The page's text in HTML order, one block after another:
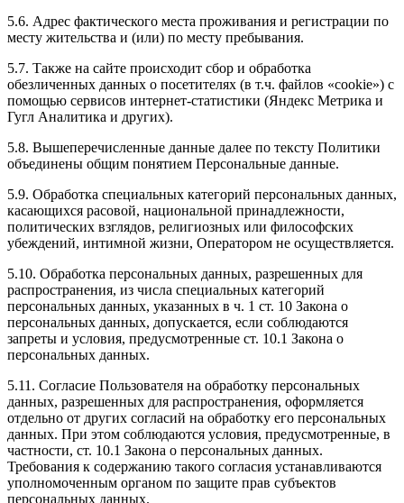
5.6. Адрес фактического места проживания и регистрации по
месту жительства и (или) по месту пребывания.
5.7. Также на сайте происходит сбор и обработка
обезличенных данных о посетителях (в т.ч. файлов «cookie») с
помощью сервисов интернет-статистики (Яндекс Метрика и
Гугл Аналитика и других).
5.8. Вышеперечисленные данные далее по тексту Политики
объединены общим понятием Персональные данные.
5.9. Обработка специальных категорий персональных данных,
касающихся расовой, национальной принадлежности,
политических взглядов, религиозных или философских
убеждений, интимной жизни, Оператором не осуществляется.
5.10. Обработка персональных данных, разрешенных для
распространения, из числа специальных категорий
персональных данных, указанных в ч. 1 ст. 10 Закона о
персональных данных, допускается, если соблюдаются
запреты и условия, предусмотренные ст. 10.1 Закона о
персональных данных.
5.11. Согласие Пользователя на обработку персональных
данных, разрешенных для распространения, оформляется
отдельно от других согласий на обработку его персональных
данных. При этом соблюдаются условия, предусмотренные, в
частности, ст. 10.1 Закона о персональных данных.
Требования к содержанию такого согласия устанавливаются
уполномоченным органом по защите прав субъектов
персональных данных.